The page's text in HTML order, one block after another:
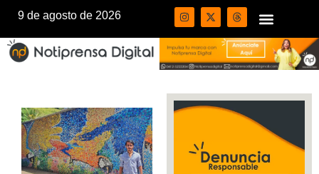
9 de agosto de 2026